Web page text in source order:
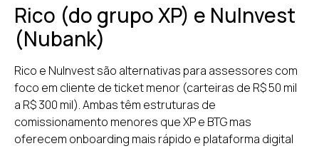
Rico (do grupo XP) e NuInvest
(Nubank)
Rico e NuInvest são alternativas para assessores com
foco em cliente de ticket menor (carteiras de R$ 50 mil
a R$ 300 mil). Ambas têm estruturas de
comissionamento menores que XP e BTG mas
oferecem onboarding mais rápido e plataforma digital